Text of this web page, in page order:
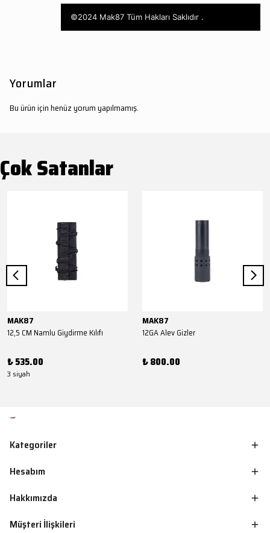
©2024 Mak87 Tüm Hakları Saklıdır .
Yorumlar
Bu ürün için henüz yorum yapılmamış.
Çok Satanlar
MAK87
12,5 CM Namlu Giydirme Kılıfı
₺ 535.00
3 siyah
MAK87
12GA Alev Gizler
₺ 800.00
Kategoriler
Hesabım
Hakkımızda
Müşteri İlişkileri